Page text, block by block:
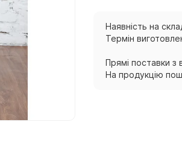
Наявність на
Термін
Прямі поставки з
На продукцію